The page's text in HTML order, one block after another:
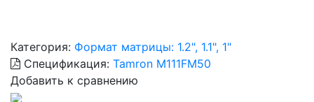
Категория: Формат матрицы: 1.2", 1.1", 1"
Спецификация: Tamron M111FM50
Добавить к сравнению